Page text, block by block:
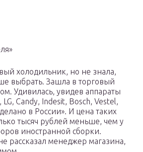
холодильник, но не знала,
выбрать. Зашла в торговый
Удивилась, увидев аппараты
Candy, Indesit, Bosch, Vestel,
в России». И цена таких
тысяч рублей меньше, чем у
иностранной сборки.
рассказал менеджер магазина,